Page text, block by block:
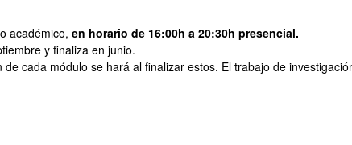
académico, en horario de 16:00h a 20:30h presencial.
y finaliza en junio.
cada módulo se hará al finalizar estos. El trabajo de